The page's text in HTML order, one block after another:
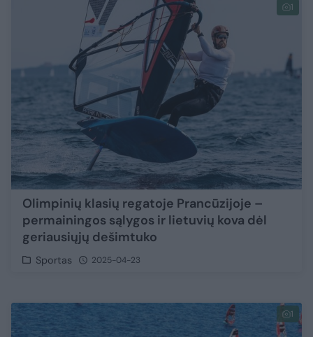
1
Olimpinių klasių regatoje Prancūzijoje –
permainingos sąlygos ir lietuvių kova dėl
geriausiųjų dešimtuko
Sportas 2025-04-23
1